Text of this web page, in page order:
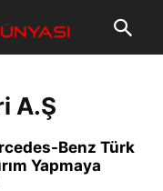
A.Ş
Benz Türk
Yapmaya